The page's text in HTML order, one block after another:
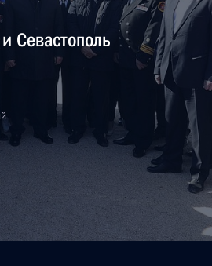
Севастополь